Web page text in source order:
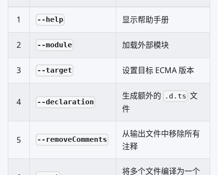
1 --help 显示帮助手册
2 --module 加载外部模块
3 --target 设置目标 ECMA 版本
4 --declaration
生成额外的 .d.ts 文
件
5 --removeComments
从输出文件中移除所有
注释
将多个文件编译为一个